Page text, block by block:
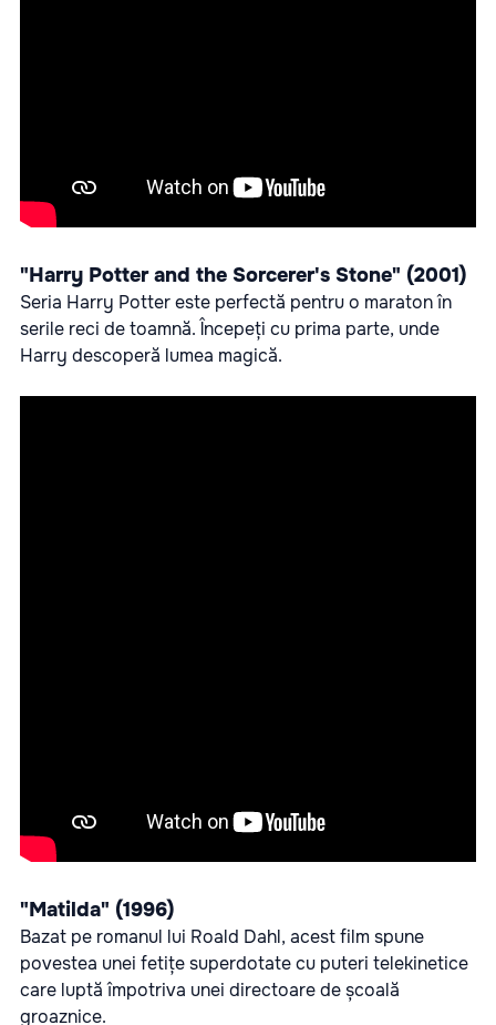
"Harry Potter and the Sorcerer's Stone" (2001)
Seria Harry Potter este perfectă pentru o maraton în
serile reci de toamnă. Începeți cu prima parte, unde
Harry descoperă lumea magică.
"Matilda" (1996)
Bazat pe romanul lui Roald Dahl, acest film spune
povestea unei fetițe superdotate cu puteri telekinetice
care luptă împotriva unei directoare de școală
groaznice.